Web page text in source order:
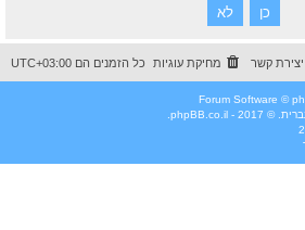
כל הזמנים הם UTC+03:00 מחיקת עוגיות יצירת קשר
. © 2017 - phpBB.co.il.